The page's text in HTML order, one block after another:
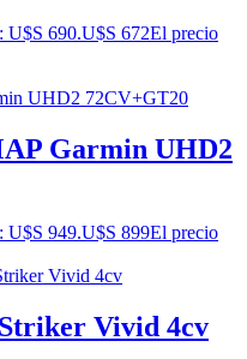
U$S 690.U$S 672El precio
Garmin UHD2
U$S 949.U$S 899El precio
Vivid 4cv